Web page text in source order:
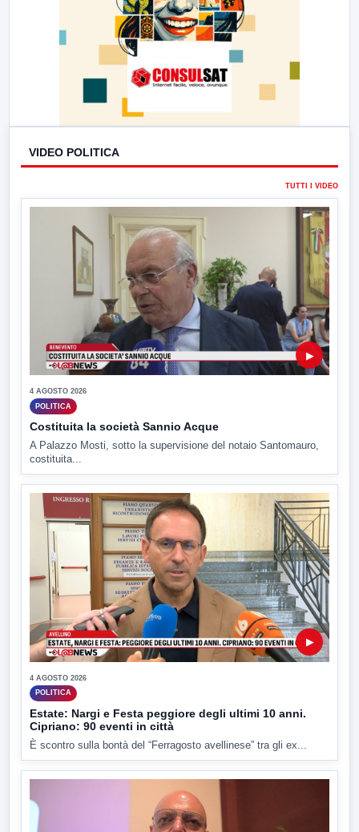
VIDEO POLITICA
TUTTI I VIDEO
▶
4 AGOSTO 2026
POLITICA
Costituita la società Sannio Acque
A Palazzo Mosti, sotto la supervisione del notaio Santomauro,
costituita...
▶
4 AGOSTO 2026
POLITICA
Estate: Nargi e Festa peggiore degli ultimi 10 anni.
Cipriano: 90 eventi in città
È scontro sulla bontà del “Ferragosto avellinese” tra gli ex...